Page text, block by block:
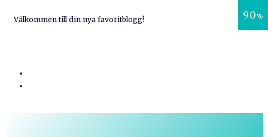
Välkommen till din nya favoritblogg! 90%